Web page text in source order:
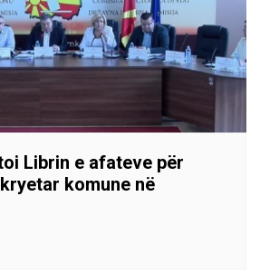
Librin e afateve për
komune në